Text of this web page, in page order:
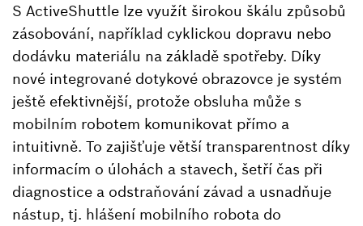
S ActiveShuttle lze využít širokou škálu způsobů
zásobování, například cyklickou dopravu nebo
dodávku materiálu na základě spotřeby. Díky
nové integrované dotykové obrazovce je systém
ještě efektivnější, protože obsluha může s
mobilním robotem komunikovat přímo a
intuitivně. To zajišťuje větší transparentnost díky
informacím o úlohách a stavech, šetří čas při
diagnostice a odstraňování závad a usnadňuje
nástup, tj. hlášení mobilního robota do